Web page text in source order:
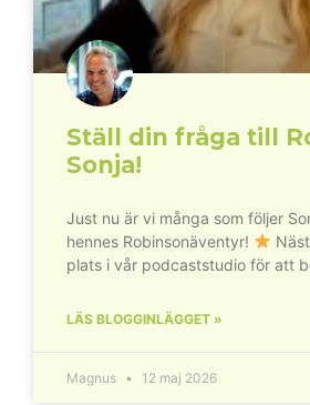
Ställ din fråga till
Sonja!
Just nu är vi många som följer
hennes Robinsonäventyr!
plats i vår podcaststudio för att
LÄS BLOGGINLÄGGET »
Magnus 12 maj 2026